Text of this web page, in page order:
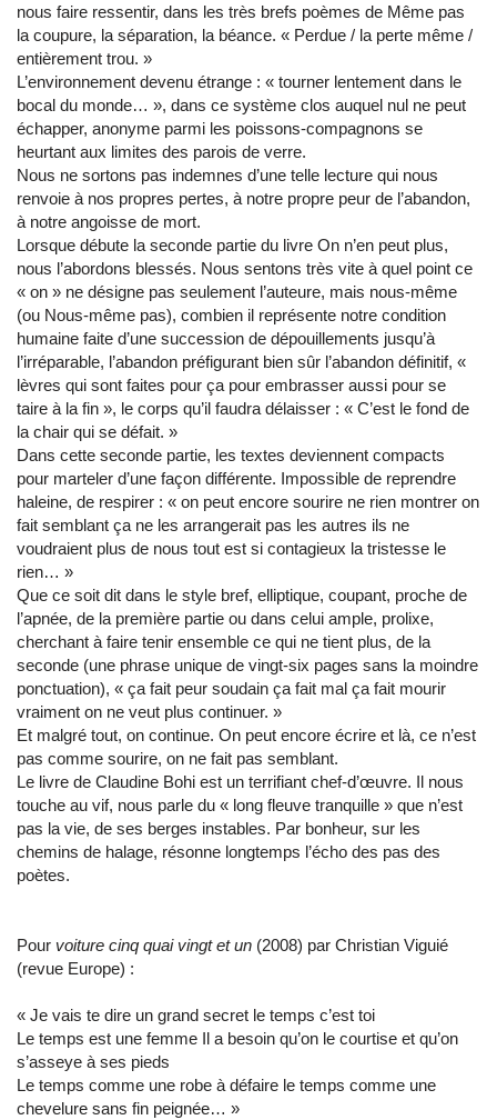
nous faire ressentir, dans les très brefs poèmes de Même pas
la coupure, la séparation, la béance. « Perdue / la perte même /
entièrement trou. »
L’environnement devenu étrange : « tourner lentement dans le
bocal du monde… », dans ce système clos auquel nul ne peut
échapper, anonyme parmi les poissons-compagnons se
heurtant aux limites des parois de verre.
Nous ne sortons pas indemnes d’une telle lecture qui nous
renvoie à nos propres pertes, à notre propre peur de l’abandon,
à notre angoisse de mort.
Lorsque débute la seconde partie du livre On n’en peut plus,
nous l’abordons blessés. Nous sentons très vite à quel point ce
« on » ne désigne pas seulement l’auteure, mais nous-même
(ou Nous-même pas), combien il représente notre condition
humaine faite d’une succession de dépouillements jusqu’à
l’irréparable, l’abandon préfigurant bien sûr l’abandon définitif, «
lèvres qui sont faites pour ça pour embrasser aussi pour se
taire à la fin », le corps qu’il faudra délaisser : « C’est le fond de
la chair qui se défait. »
Dans cette seconde partie, les textes deviennent compacts
pour marteler d’une façon différente. Impossible de reprendre
haleine, de respirer : « on peut encore sourire ne rien montrer on
fait semblant ça ne les arrangerait pas les autres ils ne
voudraient plus de nous tout est si contagieux la tristesse le
rien… »
Que ce soit dit dans le style bref, elliptique, coupant, proche de
l’apnée, de la première partie ou dans celui ample, prolixe,
cherchant à faire tenir ensemble ce qui ne tient plus, de la
seconde (une phrase unique de vingt-six pages sans la moindre
ponctuation), « ça fait peur soudain ça fait mal ça fait mourir
vraiment on ne veut plus continuer. »
Et malgré tout, on continue. On peut encore écrire et là, ce n’est
pas comme sourire, on ne fait pas semblant.
Le livre de Claudine Bohi est un terrifiant chef-d’œuvre. Il nous
touche au vif, nous parle du « long fleuve tranquille » que n’est
pas la vie, de ses berges instables. Par bonheur, sur les
chemins de halage, résonne longtemps l’écho des pas des
poètes.
Pour voiture cinq quai vingt et un (2008) par Christian Viguié
(revue Europe) :
« Je vais te dire un grand secret le temps c’est toi
Le temps est une femme Il a besoin qu’on le courtise et qu’on
s’asseye à ses pieds
Le temps comme une robe à défaire le temps comme une
chevelure sans fin peignée… »